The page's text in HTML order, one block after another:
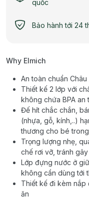
quốc
Bảo hành tới 24
Why Elmich
An toàn chuẩn Châu
Thiết kế 2 lớp với
không chứa BPA
Đế hít chắc chắn,
(nhựa, gỗ, kính,..)
thương cho bé
Trọng lượng nhẹ,
chế rơi vỡ, tránh
Lớp đựng nước ở
không cần dùng tới
Thiết kế đi kèm nắp
ăn